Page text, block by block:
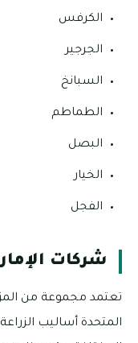
الكرفس
الجرجير
السبانخ
الطماطم
البصل
الخيار
الفجل
شركات
تعتمد مجموعة من
المتحدة أساليب